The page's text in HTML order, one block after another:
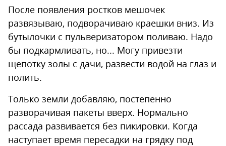
После появления ростков мешочек
развязываю, подворачиваю краешки вниз. Из
бутылочки с пульверизатором поливаю. Надо
бы подкармливать, но... Могу привезти
щепотку золы с дачи, развести водой на глаз и
полить.
Только земли добавляю, постепенно
разворачивая пакеты вверх. Нормально
рассада развивается без пикировки. Когда
наступает время пересадки на грядку под